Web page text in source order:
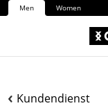
Men Women
Kundendienst